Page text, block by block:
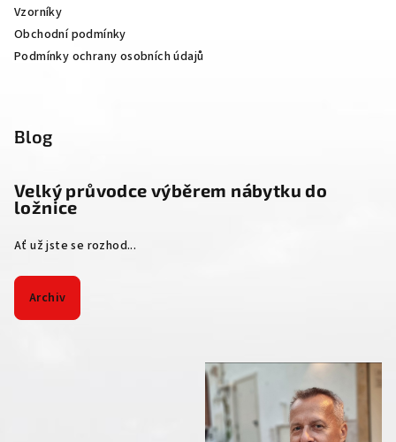
Vzorníky
Obchodní podmínky
Podmínky ochrany osobních údajů
Blog
Velký průvodce výběrem nábytku do
ložnice
Ať už jste se rozhod...
Archiv